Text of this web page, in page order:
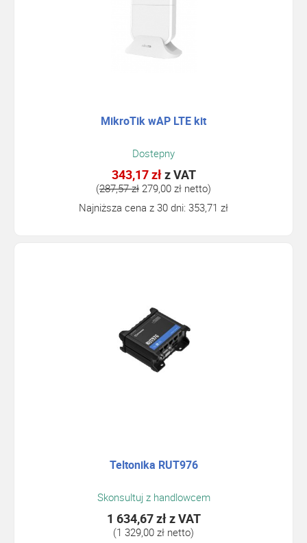
MikroTik wAP LTE kit
Dostepny
343,17 złz VAT
(287,57 zł 279,00 zł netto)
Najniższa cena z 30 dni: 353,71 zł
Teltonika RUT976
Skonsultuj z handlowcem
1 634,67 złz VAT
(1 329,00 zł netto)